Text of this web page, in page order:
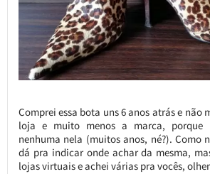
Comprei essa bota uns 6 anos atrás e não
loja e muito menos a marca, porque
nenhuma nela (muitos anos, né?). Como
dá pra indicar onde achar da mesma,
lojas virtuais e achei várias pra vocês,